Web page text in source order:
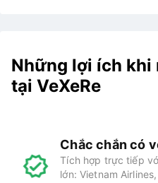
Những lợi ích khi
tại VeXeRe
Chắc chắn có
Tích hợp trực tiếp
lớn: Vietnam